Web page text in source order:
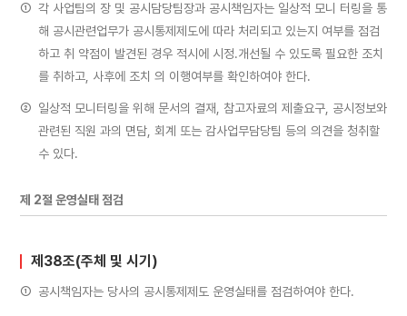
① 각 사업팀의 장 및 공시담당팀장과 공시책임자는 일상적 모니 터링을 통
해 공시관련업무가 공시통제제도에 따라 처리되고 있는지 여부를 점검
하고 취 약점이 발견된 경우 적시에 시정․개선될 수 있도록 필요한 조치
를 취하고, 사후에 조치 의 이행여부를 확인하여야 한다.
② 일상적 모니터링을 위해 문서의 결재, 참고자료의 제출요구, 공시정보와
관련된 직원 과의 면담, 회계 또는 감사업무담당팀 등의 의견을 청취할
수 있다.
제 2절 운영실태 점검
제38조(주체 및 시기)
① 공시책임자는 당사의 공시통제제도 운영실태를 점검하여야 한다.